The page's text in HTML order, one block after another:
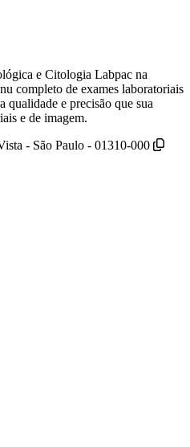
e Citologia Labpac na
completo de exames laboratoriais
qualidade e precisão que sua
e de imagem.
- São Paulo - 01310-000